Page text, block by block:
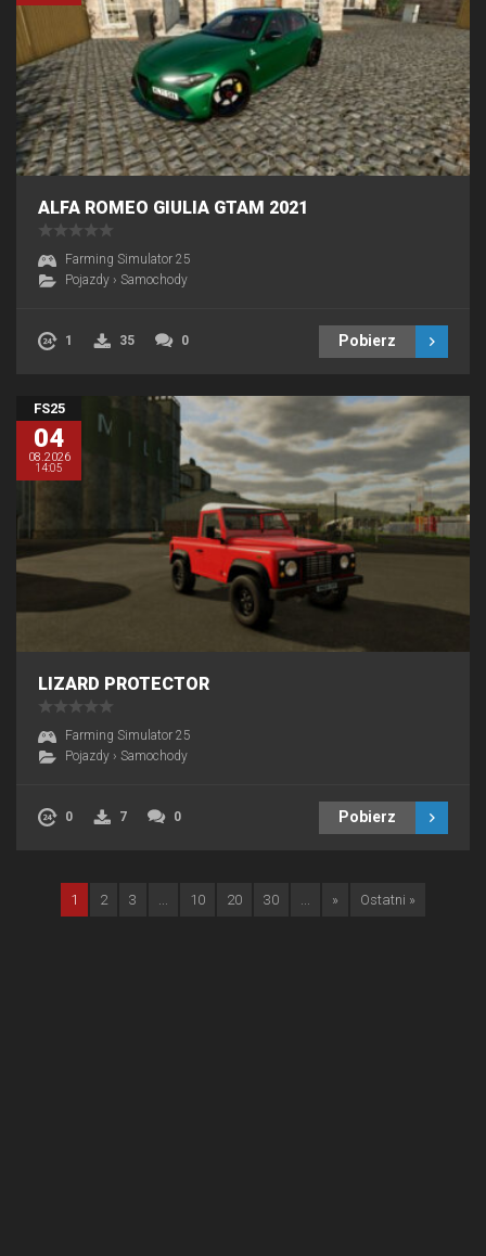
ALFA ROMEO GIULIA GTAM 2021
Farming Simulator 25
Pojazdy › Samochody
1 35 0 Pobierz
FS25
04
08.2026
14:05
LIZARD PROTECTOR
Farming Simulator 25
Pojazdy › Samochody
0 7 0 Pobierz
1 2 3 10 20 30 » Ostatni »